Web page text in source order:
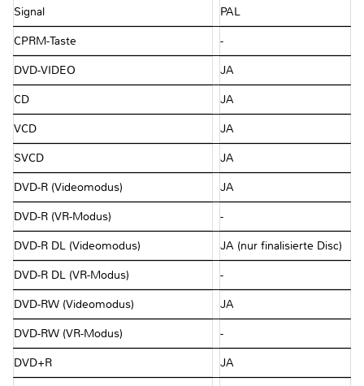
Signal PAL
CPRM-Taste -
DVD-VIDEO JA
CD JA
VCD JA
SVCD JA
DVD-R (Videomodus) JA
DVD-R (VR-Modus) -
DVD-R DL (Videomodus) JA (nur finalisierte Disc)
DVD-R DL (VR-Modus) -
DVD-RW (Videomodus) JA
DVD-RW (VR-Modus) -
DVD+R JA